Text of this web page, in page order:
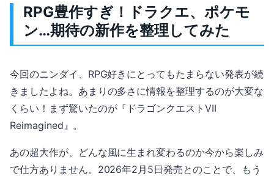
RPG豊作すぎ！ドラクエ、ポケモ
ン…期待の新作を整理してみた
今回のニンダイ、RPG好きにとってもたまらない発表が続
きましたよね。あまりの多さに情報を整理するのが大変な
くらい！まず驚いたのが『ドラゴンクエストVII
Reimagined』。
あの超大作が、どんな風に生まれ変わるのか今から楽しみ
で仕方ありません。2026年2月5日発売とのことで、もう